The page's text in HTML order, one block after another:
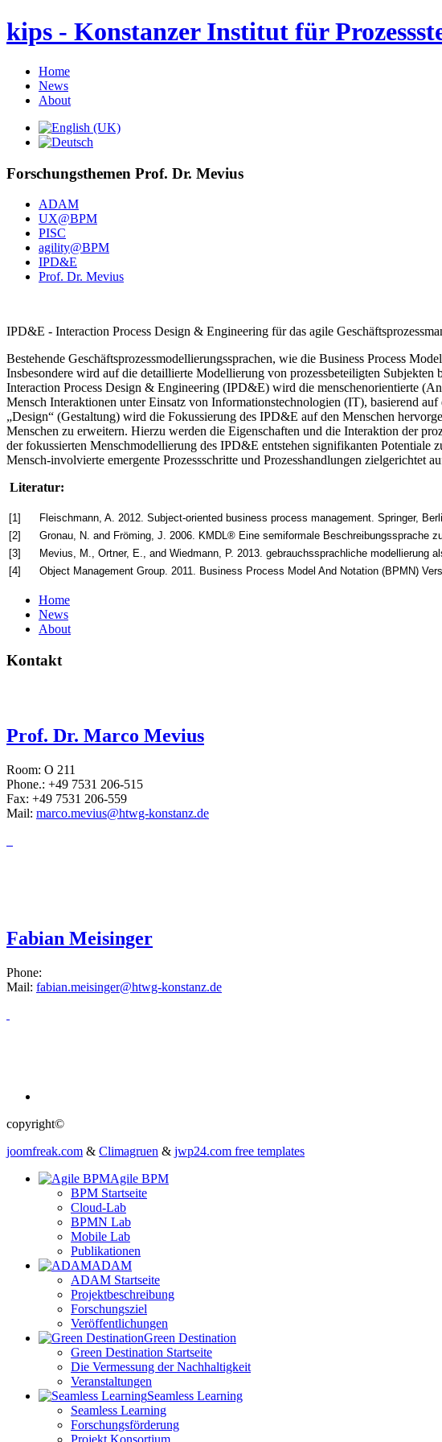
kips - Konstanzer Institut für
Home
News
About
Forschungsthemen Prof. Dr. Mevius
ADAM
UX@BPM
PISC
agility@BPM
IPD&E
Prof. Dr. Mevius
IPD&E - Interaction Process Design & Engineering für das agile
Bestehende Geschäftsprozessmodellierungssprachen, wie die Business Process
Insbesondere wird auf die detaillierte Modellierung von prozessbeteiligten
Interaction Process Design & Engineering (IPD&E) wird die menschenorientierte
Mensch Interaktionen unter Einsatz von Informationstechnologien (IT), basierend
„Design“ (Gestaltung) wird die Fokussierung des IPD&E auf den Menschen
Menschen zu erweitern. Hierzu werden die Eigenschaften und die Interaktion der
der fokussierten Menschmodellierung des IPD&E entstehen signifikanten Potentiale
Mensch-involvierte emergente Prozessschritte und Prozesshandlungen zielgerichtet
Literatur:
[1]
Fleischmann, A. 2012. Subject-oriented business process management. Springer,
[2]
Gronau, N. and Fröming, J. 2006. KMDL® Eine semiformale Beschreibungssprache
[3]
Mevius, M., Ortner, E., and Wiedmann, P. 2013. gebrauchssprachliche modellierung
[4]
Object Management Group. 2011. Business Process Model And Notation (BPMN)
Home
News
About
Kontakt
Prof. Dr. Marco Mevius
Room: O 211
Phone.: +49 7531 206-515
Fax: +49 7531 206-559
Mail: marco.mevius@htwg-konstanz.de
Fabian Meisinger
Phone:
Mail: fabian.meisinger@htwg-konstanz.de
copyright©
joomfreak.com & Climagruen & jwp24.com free templates
Agile BPM
BPM Startseite
Cloud-Lab
BPMN Lab
Mobile Lab
Publikationen
ADAM
ADAM Startseite
Projektbeschreibung
Forschungsziel
Veröffentlichungen
Green Destination
Green Destination Startseite
Die Vermessung der Nachhaltigkeit
Veranstaltungen
Seamless Learning
Seamless Learning
Forschungsförderung